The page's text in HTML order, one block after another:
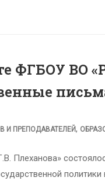
ФГБОУ ВО
И ПРЕПОДАВАТЕЛЕЙ,
Плеханова»